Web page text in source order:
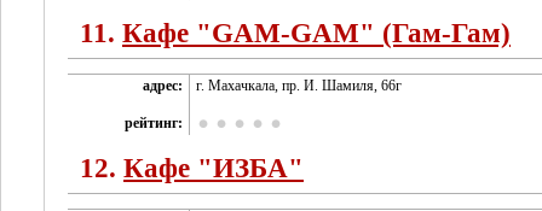
11. Кафе "GAM-GAM" (Гам-Гам)
адрес: г. Махачкала, пр. И. Шамиля, 66г
рейтинг:
12. Кафе "ИЗБА"